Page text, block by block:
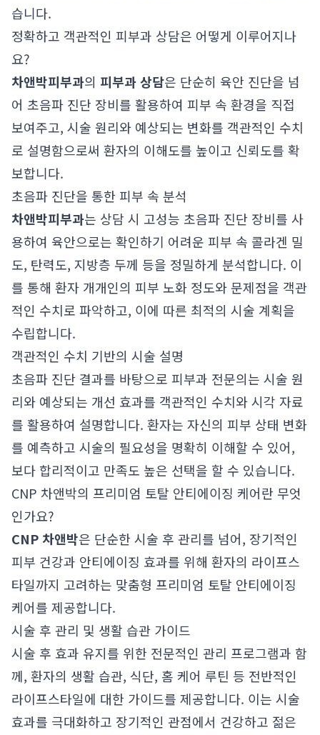
습니다.
정확하고 객관적인 피부과 상담은 어떻게 이루어지나
요?
차앤박피부과의 피부과 상담은 단순히 육안 진단을 넘
어 초음파 진단 장비를 활용하여 피부 속 환경을 직접
보여주고, 시술 원리와 예상되는 변화를 객관적인 수치
로 설명함으로써 환자의 이해도를 높이고 신뢰도를 확
보합니다.
초음파 진단을 통한 피부 속 분석
차앤박피부과는 상담 시 고성능 초음파 진단 장비를 사
용하여 육안으로는 확인하기 어려운 피부 속 콜라겐 밀
도, 탄력도, 지방층 두께 등을 정밀하게 분석합니다. 이
를 통해 환자 개개인의 피부 노화 정도와 문제점을 객관
적인 수치로 파악하고, 이에 따른 최적의 시술 계획을
수립합니다.
객관적인 수치 기반의 시술 설명
초음파 진단 결과를 바탕으로 피부과 전문의는 시술 원
리와 예상되는 개선 효과를 객관적인 수치와 시각 자료
를 활용하여 설명합니다. 환자는 자신의 피부 상태 변화
를 예측하고 시술의 필요성을 명확히 이해할 수 있어,
보다 합리적이고 만족도 높은 선택을 할 수 있습니다.
CNP 차앤박의 프리미엄 토탈 안티에이징 케어란 무엇
인가요?
CNP 차앤박은 단순한 시술 후 관리를 넘어, 장기적인
피부 건강과 안티에이징 효과를 위해 환자의 라이프스
타일까지 고려하는 맞춤형 프리미엄 토탈 안티에이징
케어를 제공합니다.
시술 후 관리 및 생활 습관 가이드
시술 후 효과 유지를 위한 전문적인 관리 프로그램과 함
께, 환자의 생활 습관, 식단, 홈 케어 루틴 등 전반적인
라이프스타일에 대한 가이드를 제공합니다. 이는 시술
효과를 극대화하고 장기적인 관점에서 건강하고 젊은